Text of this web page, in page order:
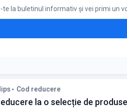
te la buletinul informativ și vei primi un
clienților noi la prima achiziție
Cod reducere
la o selecție de